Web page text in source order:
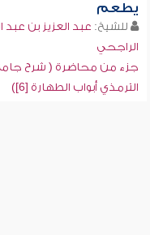
يطعم
للشيخ: عبد العزيز بن عبد
الراجحي
جزء من محاضرة ( شرح
الترمذي أبواب الطهارة [6])